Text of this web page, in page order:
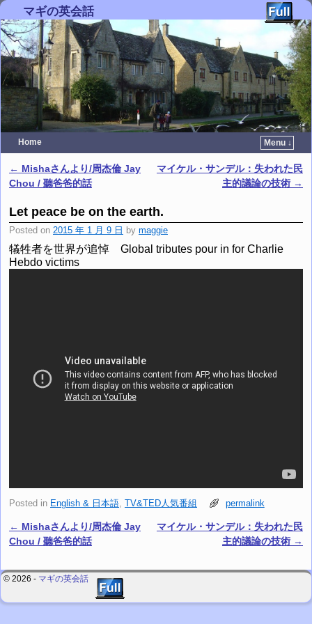
マギの英会話
Home
Menu ↓
Post navigation
← Mishaさんより/周杰倫 Jay
Chou / 聽爸爸的話
マイケル・サンデル：失われた民
主的議論の技術 →
Let peace be on the earth.
Posted on 2015 年 1 月 9 日 by maggie
犠牲者を世界が追悼 Global tributes pour in for Charlie
Hebdo victims
Posted in English & 日本語, TV&TED人気番組 permalink
Post navigation
← Mishaさんより/周杰倫 Jay
Chou / 聽爸爸的話
マイケル・サンデル：失われた民
主的議論の技術 →
© 2026 - マギの英会話